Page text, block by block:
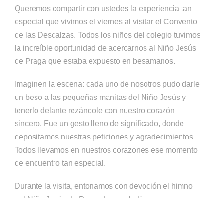
Queremos compartir con ustedes la experiencia tan
especial que vivimos el viernes al visitar el Convento
de las Descalzas. Todos los niños del colegio tuvimos
la increíble oportunidad de acercarnos al Niño Jesús
de Praga que estaba expuesto en besamanos.
Imaginen la escena: cada uno de nosotros pudo darle
un beso a las pequeñas manitas del Niño Jesús y
tenerlo delante rezándole con nuestro corazón
sincero. Fue un gesto lleno de significado, donde
depositamos nuestras peticiones y agradecimientos.
Todos llevamos en nuestros corazones ese momento
de encuentro tan especial.
Durante la visita, entonamos con devoción el himno